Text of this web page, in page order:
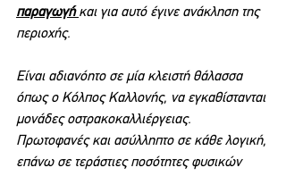
παραγωγή και για αυτό έγινε ανάκληση της
περιοχής.
Είναι αδιανόητο σε μία κλειστή θάλασσα
όπως ο Κόλπος Καλλονής, να εγκαθίστανται
μονάδες οστρακοκαλλιέργειας.
Πρωτοφανές και ασύλληπτο σε κάθε λογική,
επάνω σε τεράστιες ποσότητες φυσικών